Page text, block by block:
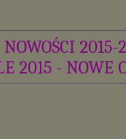
plików cookies na
usunąć pliki cookies,
2015 - NOWE